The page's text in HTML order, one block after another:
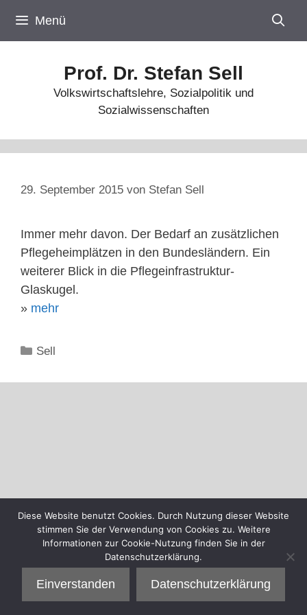
Inhalt
springen
Menü
Prof. Dr. Stefan Sell
Volkswirtschaftslehre, Sozialpolitik und
Sozialwissenschaften
29. September 2015 von Stefan Sell
Immer mehr davon. Der Bedarf an zusätzlichen
Pflegeheimplätzen in den Bundesländern. Ein
weiterer Blick in die Pflegeinfrastruktur-
Glaskugel.
» mehr
Kategorien
Sell
Diese Website benutzt Cookies. Durch Nutzung dieser Website
stimmen Sie der Verwendung von Cookies zu. Weitere
Informationen zur Cookie-Nutzung finden Sie in der
Datenschutzerklärung.
Einverstanden Datenschutzerklärung